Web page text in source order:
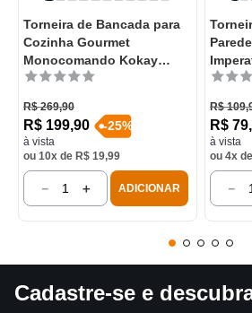
Torneira de Bancada para
Cozinha Gourmet
Monocomando Kokay
Cromada
R$ 269,90
R$ 199,90
à vista
-25%
ou 10x de R$ 19,99
＋
－ ADICIONAR
R$ 109,
R$ 79,
à vista
ou 4x de
－
Cadastre-se e